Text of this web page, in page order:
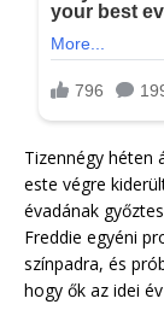
Tizennégy héten
este végre
évadának
Freddie egyéni
színpadra, és
hogy ők az idei